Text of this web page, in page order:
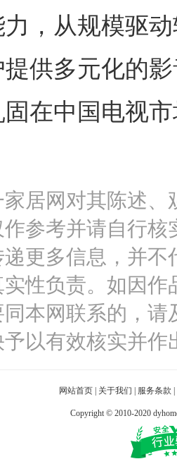
，从规模驱
供多元化的
在中国电视
居网对其陈述、
参考并请自行核
更多信息，并不
性负责。如因作
本网联系的，请
以有效核实并作
网站首页 关于我们 服务条款
Copyright © 2010-2020